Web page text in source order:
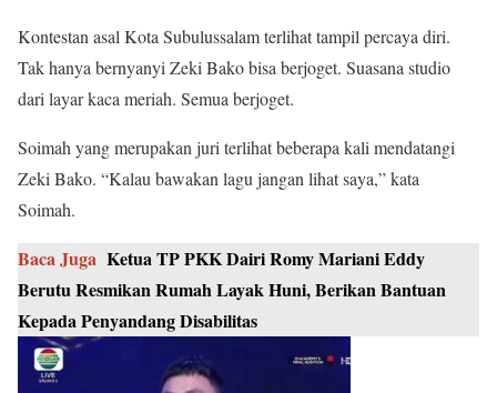
Kontestan asal Kota Subulussalam terlihat tampil percaya diri.
Tak hanya bernyanyi Zeki Bako bisa berjoget. Suasana studio
dari layar kaca meriah. Semua berjoget.
Soimah yang merupakan juri terlihat beberapa kali mendatangi
Zeki Bako. “Kalau bawakan lagu jangan lihat saya,” kata
Soimah.
Baca Juga Ketua TP PKK Dairi Romy Mariani Eddy
Berutu Resmikan Rumah Layak Huni, Berikan Bantuan
Kepada Penyandang Disabilitas